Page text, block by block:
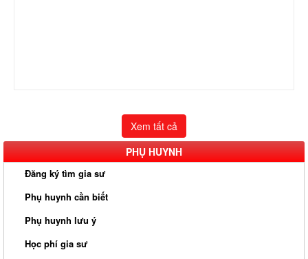
Xem tất cả
PHỤ HUYNH
Đăng ký tìm gia sư
Phụ huynh cần biết
Phụ huynh lưu ý
Học phí gia sư